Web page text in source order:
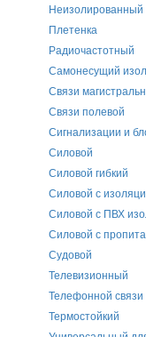
Неизолированный
Плетенка
Радиочастотный
Самонесущий
Связи
Связи полевой
Сигнализации и
Силовой
Силовой гибкий
Силовой с
Силовой с ПВХ
Силовой с
Судовой
Телевизионный
Телефонной связи
Термостойкий